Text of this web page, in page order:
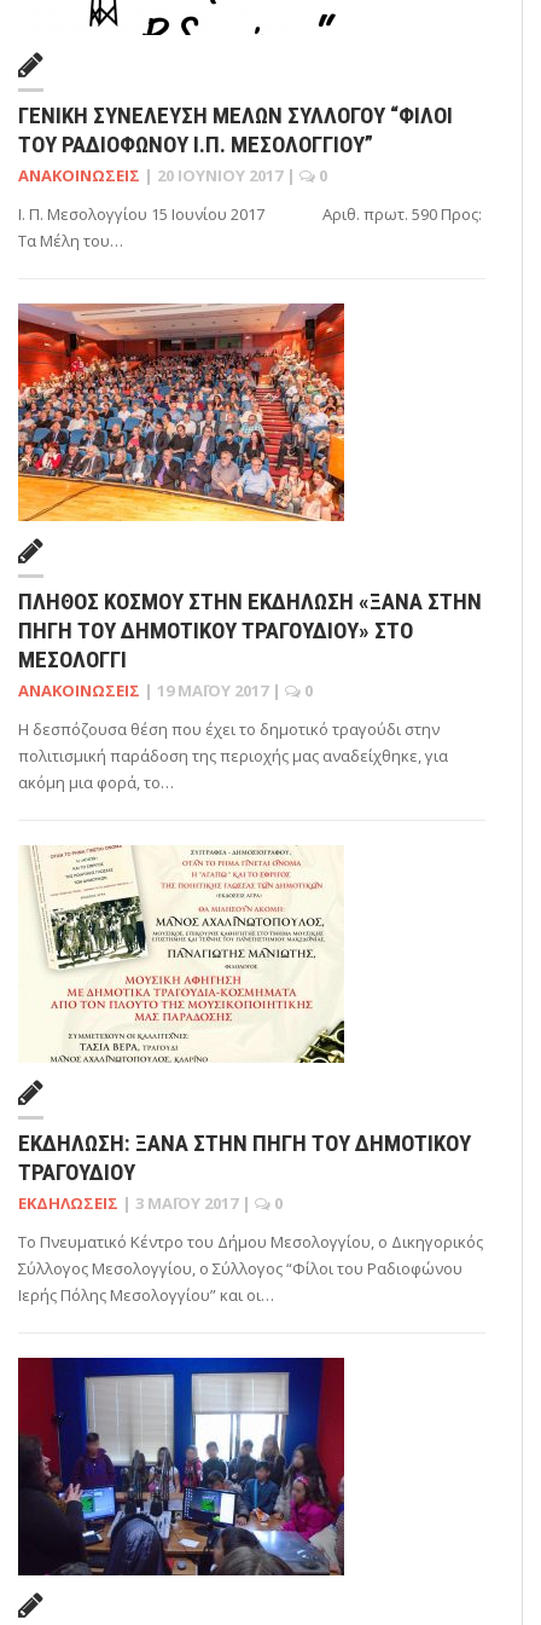
ΓΕΝΙΚΗ ΣΥΝΕΛΕΥΣΗ ΜΕΛΩΝ ΣΥΛΛΟΓΟΥ “ΦΙΛΟΙ
ΤΟΥ ΡΑΔΙΟΦΩΝΟΥ Ι.Π. ΜΕΣΟΛΟΓΓΙΟΥ”
ΑΝΑΚΟΙΝΏΣΕΙΣ | 20 ΙΟΥΝΊΟΥ 2017 |
0
Ι. Π. Μεσολογγίου 15 Ιουνίου 2017 Αριθ. πρωτ. 590 Προς:
Τα Μέλη του…
ΠΛΉΘΟΣ ΚΌΣΜΟΥ ΣΤΗΝ ΕΚΔΉΛΩΣΗ «ΞΑΝΆ ΣΤΗΝ
ΠΗΓΉ ΤΟΥ ΔΗΜΟΤΙΚΟΎ ΤΡΑΓΟΥΔΙΟΎ» ΣΤΟ
ΜΕΣΟΛΌΓΓΙ
ΑΝΑΚΟΙΝΏΣΕΙΣ | 19 ΜΑΪ́ΟΥ 2017 |
0
Η δεσπόζουσα θέση που έχει το δημοτικό τραγούδι στην
πολιτισμική παράδοση της περιοχής μας αναδείχθηκε, για
ακόμη μια φορά, το…
ΕΚΔΉΛΩΣΗ: ΞΑΝΑ ΣΤΗΝ ΠΗΓΗ ΤΟΥ ΔΗΜΟΤΙΚΟΥ
ΤΡΑΓΟΥΔΙΟΥ
ΕΚΔΗΛΏΣΕΙΣ | 3 ΜΑΪ́ΟΥ 2017 |
0
Το Πνευματικό Κέντρο του Δήμου Μεσολογγίου, ο Δικηγορικός
Σύλλογος Μεσολογγίου, ο Σύλλογος “Φίλοι του Ραδιοφώνου
Ιερής Πόλης Μεσολογγίου” και οι…